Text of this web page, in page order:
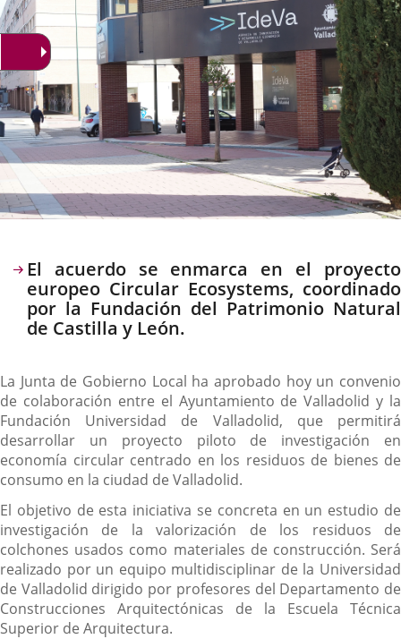
Descripción
El acuerdo se enmarca en el proyecto
europeo Circular Ecosystems, coordinado
por la Fundación del Patrimonio Natural
de Castilla y León.
La Junta de Gobierno Local ha aprobado hoy un convenio
de colaboración entre el Ayuntamiento de Valladolid y la
Fundación Universidad de Valladolid, que permitirá
desarrollar un proyecto piloto de investigación en
economía circular centrado en los residuos de bienes de
consumo en la ciudad de Valladolid.
El objetivo de esta iniciativa se concreta en un estudio de
investigación de la valorización de los residuos de
colchones usados como materiales de construcción. Será
realizado por un equipo multidisciplinar de la Universidad
de Valladolid dirigido por profesores del Departamento de
Construcciones Arquitectónicas de la Escuela Técnica
Superior de Arquitectura.